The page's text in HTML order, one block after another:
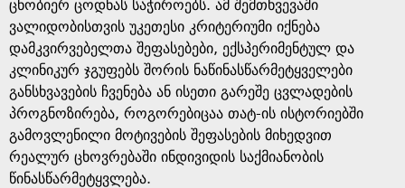
ცნობიერ ცოდნას საჭიროებს. ამ შემთხვევაში
ვალიდობისთვის უკეთესი კრიტერიუმი იქნება
დამკვირვებელთა შეფასებები, ექსპერიმენტულ და
კლინიკურ ჯგუფებს შორის ნაწინასწარმეტყველები
განსხვავების ჩვენება ან ისეთი გარეშე ცვლადების
პროგნოზირება, როგორებიცაა თატ-ის ისტორიებში
გამოვლენილი მოტივების შეფასების მიხედვით
რეალურ ცხოვრებაში ინდივიდის საქმიანობის
წინასწარმეტყვლება.